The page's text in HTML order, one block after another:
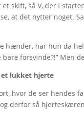
skift, så V, der i
at det nytter noget.
hænder, har hun da
forsvinde?!” Men
et lukket hjerte
hvor de ser hendes
derfor så